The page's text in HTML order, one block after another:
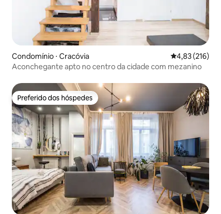
Condomínio ⋅ Cracóvia 4,83 de uma
4,83 (216)
Aconchegante apto no centro da cidade com mezanino
Preferido dos hóspedes
Preferido dos hóspedes